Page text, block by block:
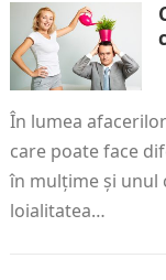
În lumea
care poate face
în mulțime și unul
loialitatea…